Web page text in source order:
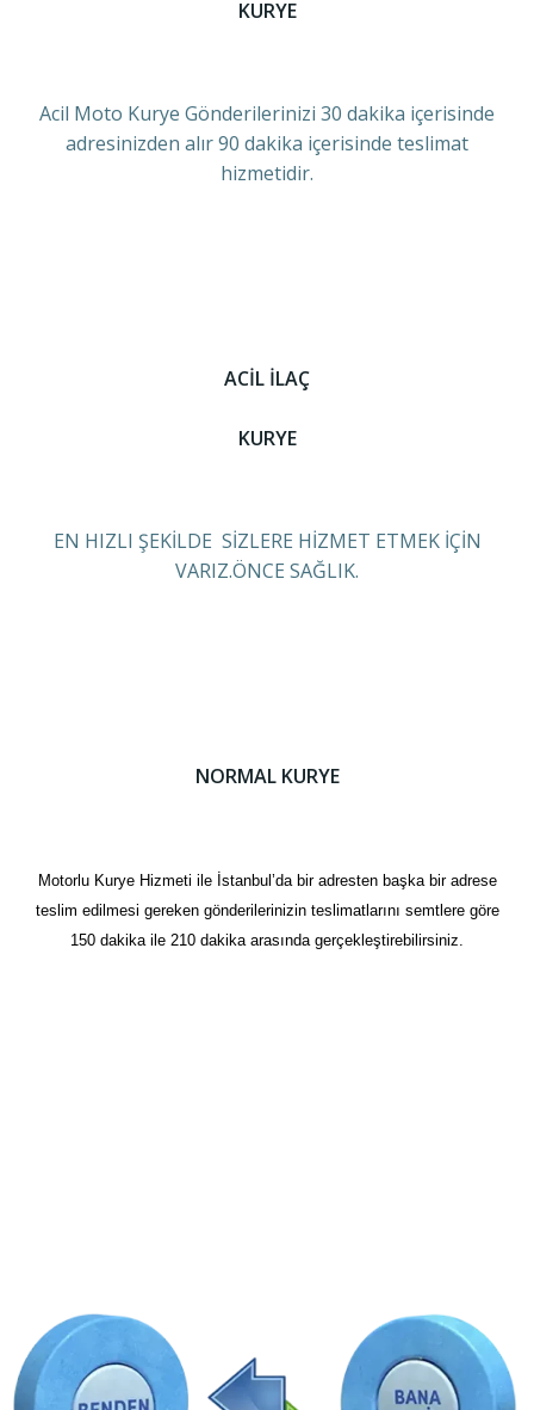
KURYE
Acil Moto Kurye Gönderilerinizi 30 dakika içerisinde
adresinizden alır 90 dakika içerisinde teslimat
hizmetidir.
ACİL İLAÇ
KURYE
EN HIZLI ŞEKİLDE SİZLERE HİZMET ETMEK İÇİN
VARIZ.ÖNCE SAĞLIK.
NORMAL KURYE
Motorlu Kurye Hizmeti ile İstanbul’da bir adresten başka bir adrese
teslim edilmesi gereken gönderilerinizin teslimatlarını semtlere göre
150 dakika ile 210 dakika arasında gerçekleştirebilirsiniz.